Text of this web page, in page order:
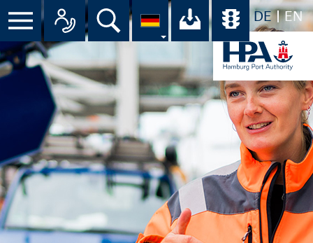
DE EN
Menü Alle Ansprechpartner im
Suche Ihr Download-